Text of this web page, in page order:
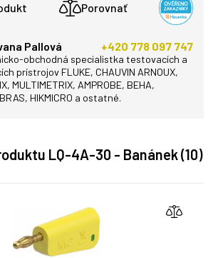
Porovnať
Pallová +420 778 097 747
obchodná specialistka testovacích a
prístrojov FLUKE, CHAUVIN ARNOUX,
MULTIMETRIX, AMPROBE, BEHA,
HIKMICRO a ostatné.
LQ-4A-30 - Banánek (10)